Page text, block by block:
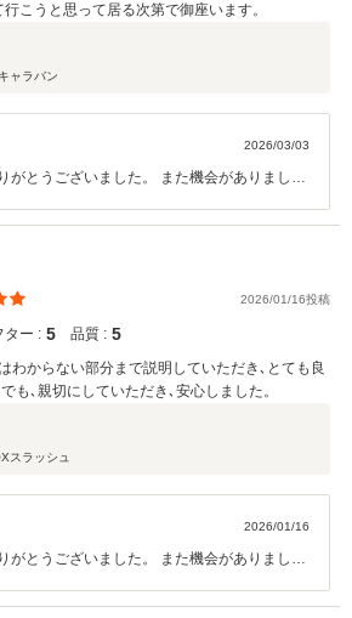
こうと思って居る次第で御座います。
ャラバン
2026/03/03
がとうございました。 また機会がありました
2026/01/16投稿
ター : 5 品質 : 5
わからない部分まで説明していただき､とても良
も､親切にしていただき､安心しました。
スラッシュ
2026/01/16
がとうございました。 また機会がありました